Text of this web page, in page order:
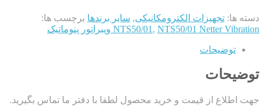
دسته ها: تجهیزات الکترومکانیکی, سایر برندها برچسب ها:
NTS50/01 , NTS50/01 Netter Vibration ویبراتور پنوماتیک
توضیحات
توضیحات
جهت اطلاع از قیمت و خرید محصول لطفا با دفتر ما تماس بگیرید.